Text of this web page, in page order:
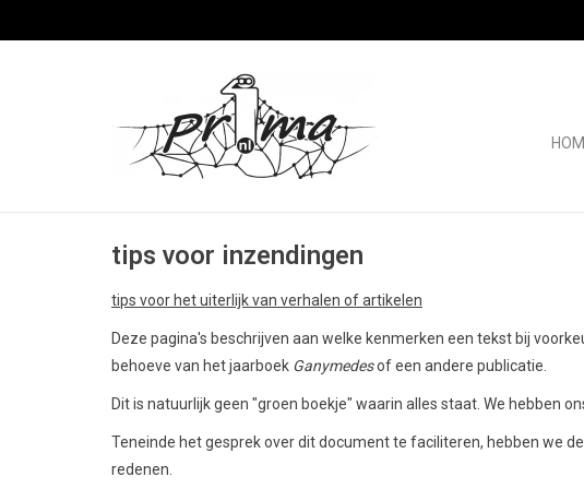
tips voor inzendingen
tips voor het uiterlijk van verhalen of artikelen
Deze pagina's beschrijven aan welke kenmerken een tekst bij
behoeve van het jaarboek Ganymedesof een andere publicatie.
Dit is natuurlijk geen "groen boekje" waarin alles staat. We hebben
Teneinde het gesprek over dit document te faciliteren, hebben we
redenen.